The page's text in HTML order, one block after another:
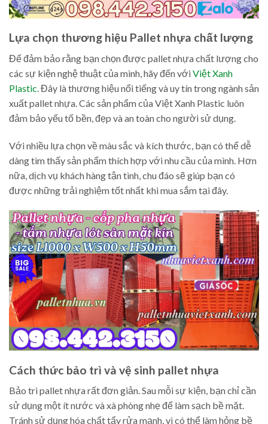
Lựa chọn thương hiệu Pallet nhựa chất lượng
Để đảm bảo rằng bạn chọn được pallet nhựa chất lượng cho
các sự kiện nghệ thuật của mình, hãy đến vớiViệt Xanh
Plastic. Đây là thương hiệu nổi tiếng và uy tín trong ngành sản
xuất pallet nhựa. Các sản phẩm của Việt Xanh Plastic luôn
đảm bảo yếu tố bền, đẹp và an toàn cho người sử dụng.
Với nhiều lựa chọn về màu sắc và kích thước, bạn có thể dễ
dàng tìm thấy sản phẩm thích hợp với nhu cầu của mình. Hơn
nữa, dịch vụ khách hàng tận tình, chu đáo sẽ giúp bạn có
được những trải nghiệm tốt nhất khi mua sắm tại đây.
Cách thức bảo trì và vệ sinh pallet nhựa
Bảo trì pallet nhựa rất đơn giản. Sau mỗi sự kiện, bạn chỉ cần
sử dụng một ít nước và xà phòng nhẹ để làm sạch bề mặt.
Tránh sử dụng hóa chất tẩy rửa mạnh, vì có thể làm hỏng bề